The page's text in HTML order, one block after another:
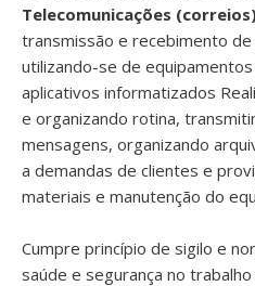
Telecomunicações
transmissão e recebimento
utilizando-se de
aplicativos informatizados
e organizando rotina,
mensagens, organizando
a demandas de clientes e
materiais e manutenção do
Cumpre princípio de sigilo e
saúde e segurança no